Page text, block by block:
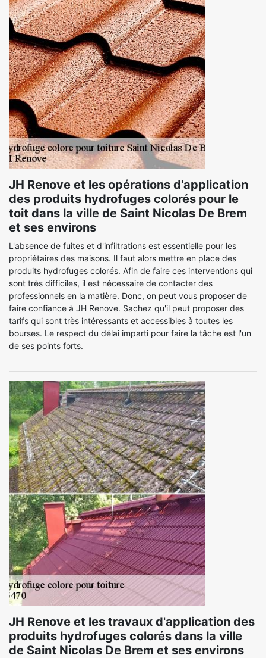
JH Renove et les opérations d'application
des produits hydrofuges colorés pour le
toit dans la ville de Saint Nicolas De Brem
et ses environs
L'absence de fuites et d'infiltrations est essentielle pour les
propriétaires des maisons. Il faut alors mettre en place des
produits hydrofuges colorés. Afin de faire ces interventions qui
sont très difficiles, il est nécessaire de contacter des
professionnels en la matière. Donc, on peut vous proposer de
faire confiance à JH Renove. Sachez qu'il peut proposer des
tarifs qui sont très intéressants et accessibles à toutes les
bourses. Le respect du délai imparti pour faire la tâche est l'un
de ses points forts.
JH Renove et les travaux d'application des
produits hydrofuges colorés dans la ville
de Saint Nicolas De Brem et ses environs